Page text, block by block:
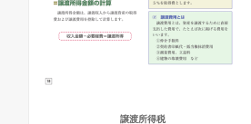
譲渡所得税